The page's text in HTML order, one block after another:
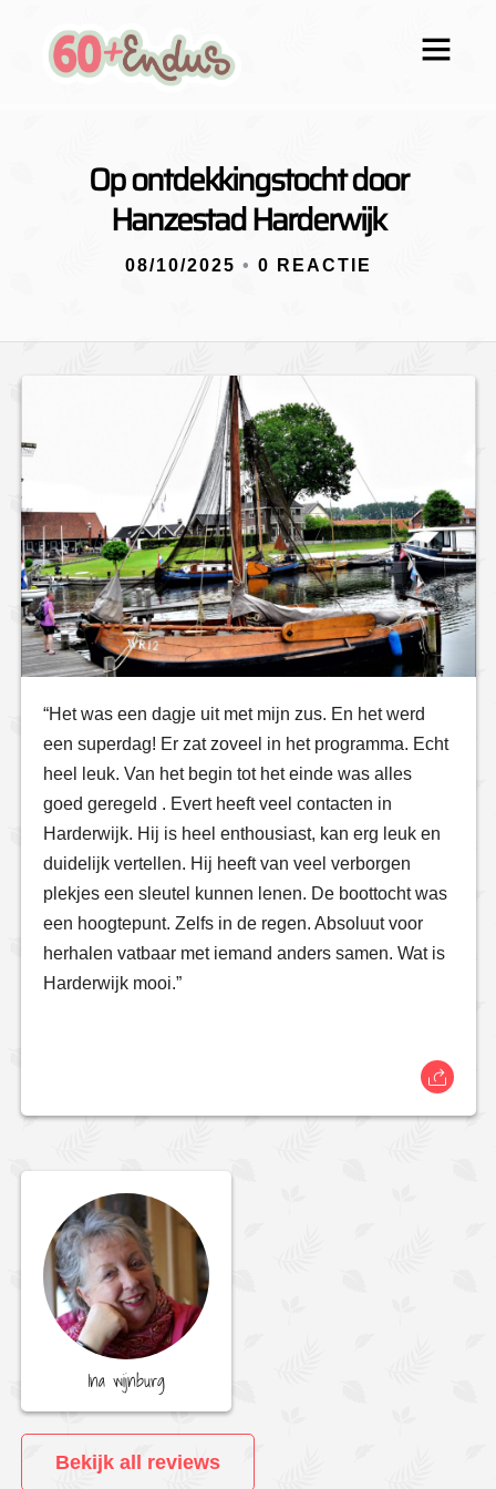
Op ontdekkingstocht door
Hanzestad Harderwijk
08/10/2025 • 0 REACTIE
“Het was een dagje uit met mijn zus. En het werd
een superdag! Er zat zoveel in het programma. Echt
heel leuk. Van het begin tot het einde was alles
goed geregeld . Evert heeft veel contacten in
Harderwijk. Hij is heel enthousiast, kan erg leuk en
duidelijk vertellen. Hij heeft van veel verborgen
plekjes een sleutel kunnen lenen. De boottocht was
een hoogtepunt. Zelfs in de regen. Absoluut voor
herhalen vatbaar met iemand anders samen. Wat is
Harderwijk mooi.”
Ina wijnburg
Bekijk all reviews